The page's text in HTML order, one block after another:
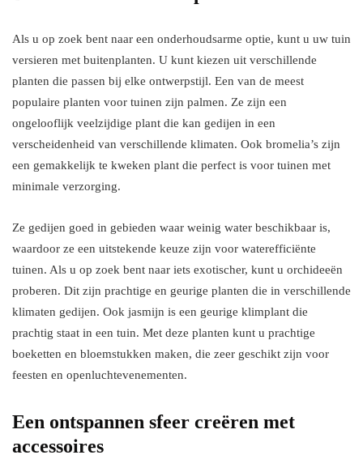
Als u op zoek bent naar een onderhoudsarme optie, kunt u uw tuin
versieren met buitenplanten. U kunt kiezen uit verschillende
planten die passen bij elke ontwerpstijl. Een van de meest
populaire planten voor tuinen zijn palmen. Ze zijn een
ongelooflijk veelzijdige plant die kan gedijen in een
verscheidenheid van verschillende klimaten. Ook bromelia’s zijn
een gemakkelijk te kweken plant die perfect is voor tuinen met
minimale verzorging.
Ze gedijen goed in gebieden waar weinig water beschikbaar is,
waardoor ze een uitstekende keuze zijn voor waterefficiënte
tuinen. Als u op zoek bent naar iets exotischer, kunt u orchideeën
proberen. Dit zijn prachtige en geurige planten die in verschillende
klimaten gedijen. Ook jasmijn is een geurige klimplant die
prachtig staat in een tuin. Met deze planten kunt u prachtige
boeketten en bloemstukken maken, die zeer geschikt zijn voor
feesten en openluchtevenementen.
Een ontspannen sfeer creëren met
accessoires